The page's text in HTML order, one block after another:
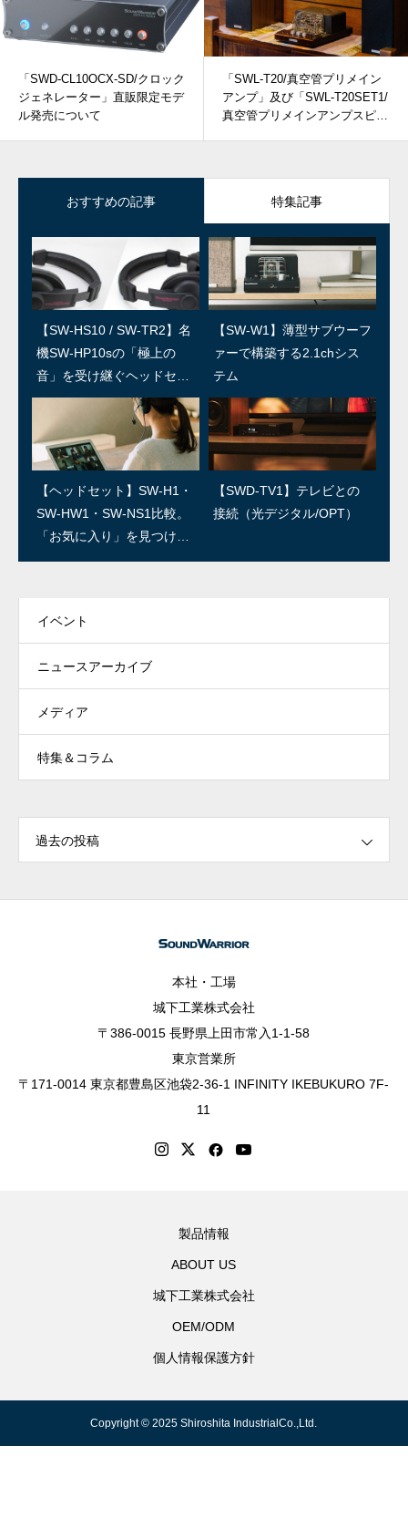
「SWD-CL10OCX-SD/クロック
ジェネレーター」直販限定モデ
ル発売について
「SWL-T20/真空管プリメイン
アンプ」及び「SWL-T20SET1/
真空管プリメインアンプスピー
おすすめの記事 特集記事
【SW-HS10 / SW-TR2】名
機SW-HP10sの「極上の
音」を受け継ぐヘッドセッ
ト
【SW-W1】薄型サブウーフ
ァーで構築する2.1chシス
テム
【ヘッドセット】SW-H1・
SW-HW1・SW-NS1比較。
「お気に入り」を見つけよ
う！
【SWD-TV1】テレビとの
接続（光デジタル/OPT）
SWユーザー訪問：第5回 上
田温泉祥園 寿久庵 久保さ
ん
SWユーザー訪問：第4回/島
村楽器 島さん
SWユーザー訪問：第3回/R
ED IGUANA STUDIO 林さ
ん
SWユーザー訪問：第2回/石
森良三商店 石森さん
イベント
ニュースアーカイブ
メディア
特集＆コラム
過去の投稿
本社・工場
城下工業株式会社
〒386-0015 長野県上田市常入1-1-58
東京営業所
〒171-0014 東京都豊島区池袋2-36-1 INFINITY IKEBUKURO 7F-
11
製品情報
ABOUT US
城下工業株式会社
OEM/ODM
個人情報保護方針
Copyright © 2025 Shiroshita IndustrialCo.,Ltd.